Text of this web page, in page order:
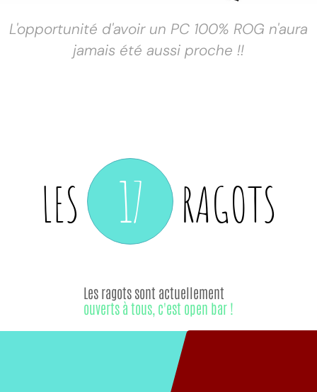
L'opportunité d'avoir un PC 100% ROG n'aura
jamais été aussi proche !!
LES 17 RAGOTS
Les ragots sont actuellement
ouverts à tous, c'est open bar !